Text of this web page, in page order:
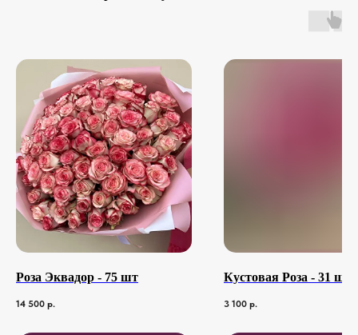
Роза Эквадор - 75 шт
14 500 р.
Кустовая Роза - 31 шт
3 100 р.